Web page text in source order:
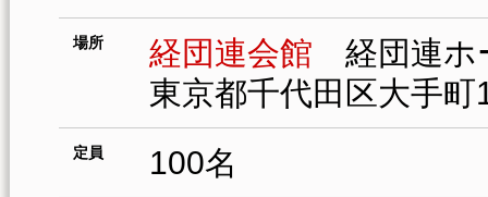
場所 経団連会館 経団連ホ
東京都千代田区大手
定員 100名